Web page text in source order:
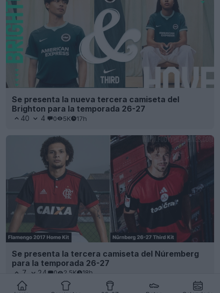
Se presenta la nueva tercera camiseta del
Brighton para la temporada 26-27
40 4 0 5K 17h
Se presenta la tercera camiseta del Núremberg
para la temporada 26-27
7 24 0 2.5K 18h